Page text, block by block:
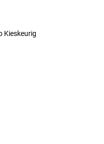
Kieskeurig